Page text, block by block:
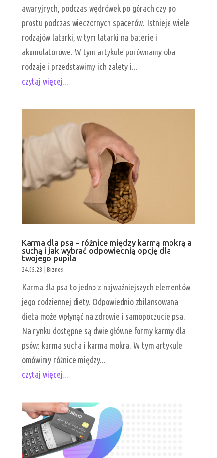
awaryjnych, podczas wędrówek po górach czy po
prostu podczas wieczornych spacerów. Istnieje wiele
rodzajów latarki, w tym latarki na baterie i
akumulatorowe. W tym artykule porównamy oba
rodzaje i przedstawimy ich zalety i...
czytaj więcej...
Karma dla psa – różnice między karmą mokrą a
suchą i jak wybrać odpowiednią opcję dla
twojego pupila
24.05.23 Biznes
Karma dla psa to jedno z najważniejszych elementów
jego codziennej diety. Odpowiednio zbilansowana
dieta może wpłynąć na zdrowie i samopoczucie psa.
Na rynku dostępne są dwie główne formy karmy dla
psów: karma sucha i karma mokra. W tym artykule
omówimy różnice między...
czytaj więcej...